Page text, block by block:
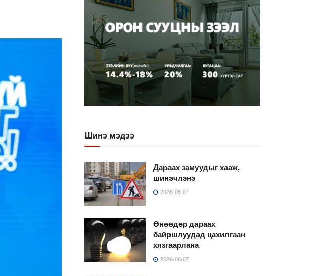
Шинэ мэдээ
Дараах замуудыг хааж,
шинэчлэнэ
2026-08-07
Өнөөдөр дараах
байршлуудад цахилгаан
хязгаарлана
2026-08-07